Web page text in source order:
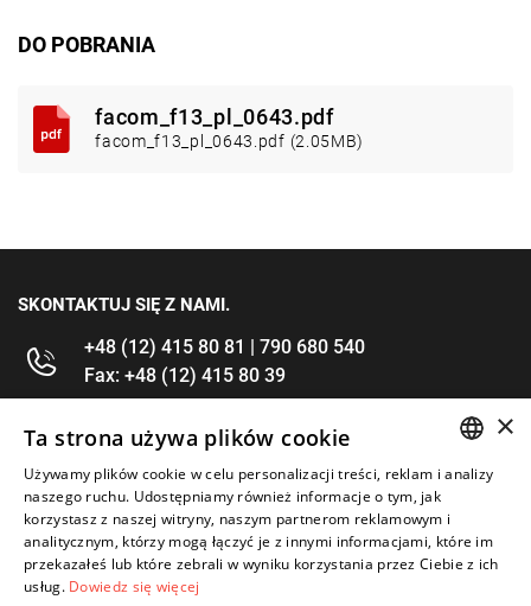
DO POBRANIA
facom_f13_pl_0643.pdf
facom_f13_pl_0643.pdf (2.05MB)
SKONTAKTUJ SIĘ Z NAMI.
+48 (12) 415 80 81 | 790 680 540
Fax: +48 (12) 415 80 39
kontakt@im-narzedzia.pl
INFORMACJE
OFERTA
MOJE KONTO
ENGLISH
×
Ta strona używa plików cookie
Używamy plików cookie w celu personalizacji treści, reklam i analizy
naszego ruchu. Udostępniamy również informacje o tym, jak
korzystasz z naszej witryny, naszym partnerom reklamowym i
analitycznym, którzy mogą łączyć je z innymi informacjami, które im
przekazałeś lub które zebrali w wyniku korzystania przez Ciebie z ich
usług. Dowiedz się więcej